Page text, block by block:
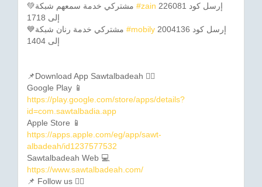
#zain
إلى 1718
#mobily
إلى 1404
📌Download App Sawtalbadeah 👇🏼
Google Play 📱
https://play.google.com/store/apps/details?
id=com.sawtalbadia.app
Apple Store 📱
https://apps.apple.com/eg/app/sawt-
albadeah/id1237577532
Sawtalbadeah Web 💻
https://www.sawtalbadeah.com/
📌 Follow us 👇🏼